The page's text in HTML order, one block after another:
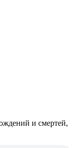
и смертей,